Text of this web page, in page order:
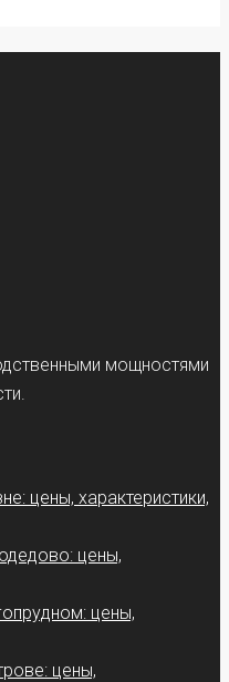
мощностями
цены, характеристики,
цены,
цены,
цены,